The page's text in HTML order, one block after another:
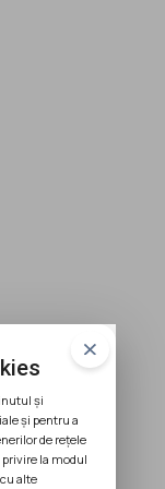
și
și pentru a
de rețele
la modul
alte